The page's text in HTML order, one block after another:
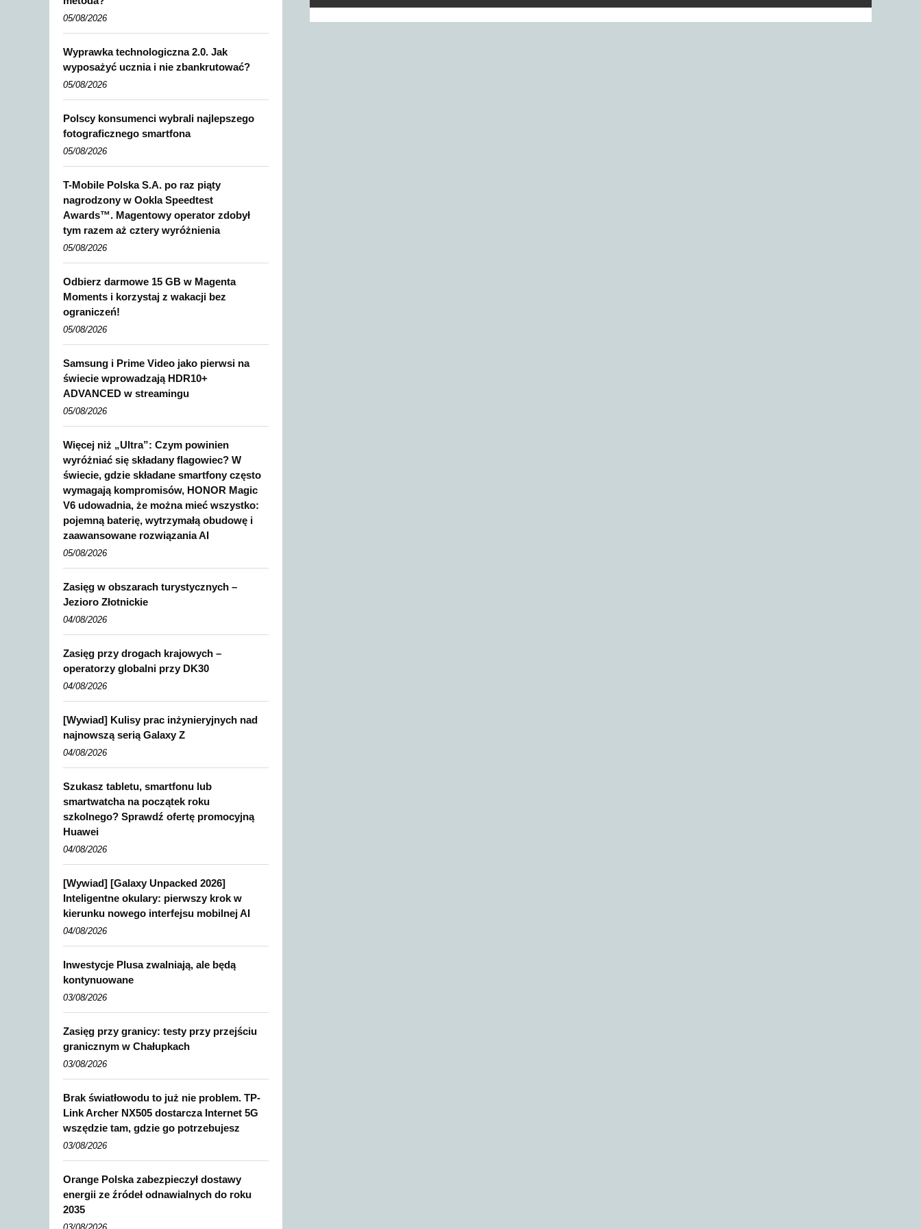
05/08/2026
Wyprawka technologiczna 2.0. Jak
wyposażyć ucznia i nie zbankrutować?
05/08/2026
Polscy konsumenci wybrali najlepszego
fotograficznego smartfona
05/08/2026
T-Mobile Polska S.A. po raz piąty
nagrodzony w Ookla Speedtest
Awards™. Magentowy operator zdobył
tym razem aż cztery wyróżnienia
05/08/2026
Odbierz darmowe 15 GB w Magenta
Moments i korzystaj z wakacji bez
ograniczeń!
05/08/2026
Samsung i Prime Video jako pierwsi na
świecie wprowadzają HDR10+
ADVANCED w streamingu
05/08/2026
Więcej niż „Ultra”: Czym powinien
wyróżniać się składany flagowiec? W
świecie, gdzie składane smartfony często
wymagają kompromisów, HONOR Magic
V6 udowadnia, że można mieć wszystko:
pojemną baterię, wytrzymałą obudowę i
zaawansowane rozwiązania AI
05/08/2026
Zasięg w obszarach turystycznych –
Jezioro Złotnickie
04/08/2026
Zasięg przy drogach krajowych –
operatorzy globalni przy DK30
04/08/2026
[Wywiad] Kulisy prac inżynieryjnych nad
najnowszą serią Galaxy Z
04/08/2026
Szukasz tabletu, smartfonu lub
smartwatcha na początek roku
szkolnego? Sprawdź ofertę promocyjną
Huawei
04/08/2026
[Wywiad] [Galaxy Unpacked 2026]
Inteligentne okulary: pierwszy krok w
kierunku nowego interfejsu mobilnej AI
04/08/2026
Inwestycje Plusa zwalniają, ale będą
kontynuowane
03/08/2026
Zasięg przy granicy: testy przy przejściu
granicznym w Chałupkach
03/08/2026
Brak światłowodu to już nie problem. TP-
Link Archer NX505 dostarcza Internet 5G
wszędzie tam, gdzie go potrzebujesz
03/08/2026
Orange Polska zabezpieczył dostawy
energii ze źródeł odnawialnych do roku
2035